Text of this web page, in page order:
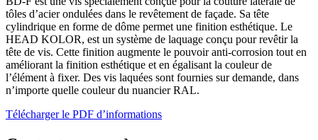
tôles d’acier ondulées dans le revêtement de façade. Sa tête
cylindrique en forme de dôme permet une finition esthétique. Le
HEAD KOLOR, est un système de laquage conçu pour revêtir la
tête de vis. Cette finition augmente le pouvoir anti-corrosion tout en
améliorant la finition esthétique et en égalisant la couleur de
l’élément à fixer. Des vis laquées sont fournies sur demande, dans
n’importe quelle couleur du nuancier RAL.
Télécharger le PDF d’informations